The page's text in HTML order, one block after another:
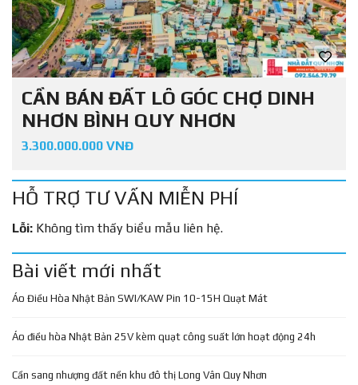
CẦN BÁN ĐẤT LÔ GÓC CHỢ DINH
NHƠN BÌNH QUY NHƠN
3.300.000.000 VNĐ
HỖ TRỢ TƯ VẤN MIỄN PHÍ
Lỗi: Không tìm thấy biểu mẫu liên hệ.
Bài viết mới nhất
Áo Điều Hòa Nhật Bản SWI/KAW Pin 10-15H Quạt Mát
Áo điều hòa Nhật Bản 25V kèm quạt công suất lớn hoạt động 24h
Cần sang nhượng đất nền khu đô thị Long Vân Quy Nhơn